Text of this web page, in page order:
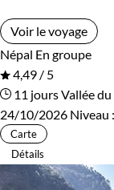
Voir le voyage
Népal En groupe
4,49 / 5
11 joursVallée
24/10/2026 Niveau :
Carte
Détails